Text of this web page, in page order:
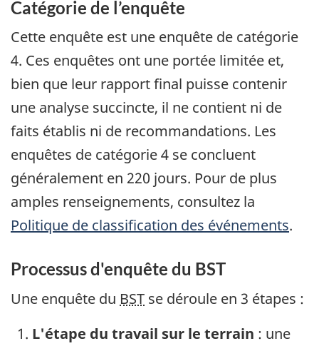
Catégorie de l’enquête
Cette enquête est une enquête de catégorie
4. Ces enquêtes ont une portée limitée et,
bien que leur rapport final puisse contenir
une analyse succincte, il ne contient ni de
faits établis ni de recommandations. Les
enquêtes de catégorie 4 se concluent
généralement en 220 jours. Pour de plus
amples renseignements, consultez la
Politique de classification des événements.
Processus d'enquête du BST
Une enquête du BST se déroule en 3 étapes :
L'étape du travail sur le terrain : une